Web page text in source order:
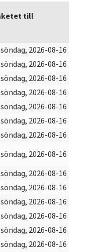
till
söndag, 2026-08-16
söndag, 2026-08-16
söndag, 2026-08-16
söndag, 2026-08-16
söndag, 2026-08-16
söndag, 2026-08-16
söndag, 2026-08-16
söndag, 2026-08-16
söndag, 2026-08-16
söndag, 2026-08-16
söndag, 2026-08-16
söndag, 2026-08-16
söndag, 2026-08-16
söndag, 2026-08-16